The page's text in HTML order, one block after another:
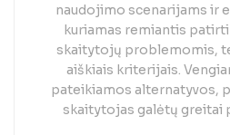
naudojimo scenarijams ir
kuriamas remiantis
skaitytojų problemomis,
aiškiais kriterijais.
pateikiamos alternatyvos,
skaitytojas galėtų greitai